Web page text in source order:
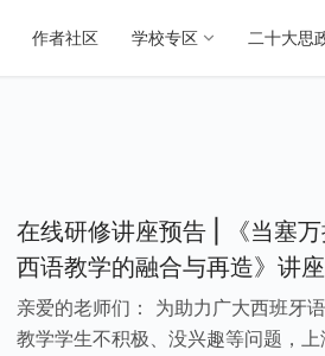
作者社区 学校专区 二十大思
在线研修讲座预告 | 《当塞
西语教学的融合与再造》讲
亲爱的老师们： 为助力广大西班牙
教学学生不积极、没兴趣等问题，